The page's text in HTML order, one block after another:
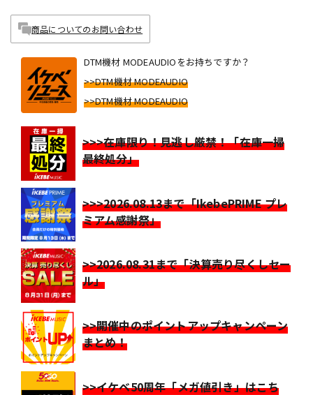
商品についてのお問い合わせ
DTM機材 MODEAUDIOをお持ちですか？
>>DTM機材 MODEAUDIO
>>DTM機材 MODEAUDIO
>>>在庫限り！見逃し厳禁！「在庫一掃
最終処分」
>>>2026.08.13まで「IkebePRIME プレ
ミアム感謝祭」
>>2026.08.31まで「決算売り尽くしセー
ル」
>>開催中のポイントアップキャンペーン
まとめ！
>>イケベ50周年「メガ値引き」はこち